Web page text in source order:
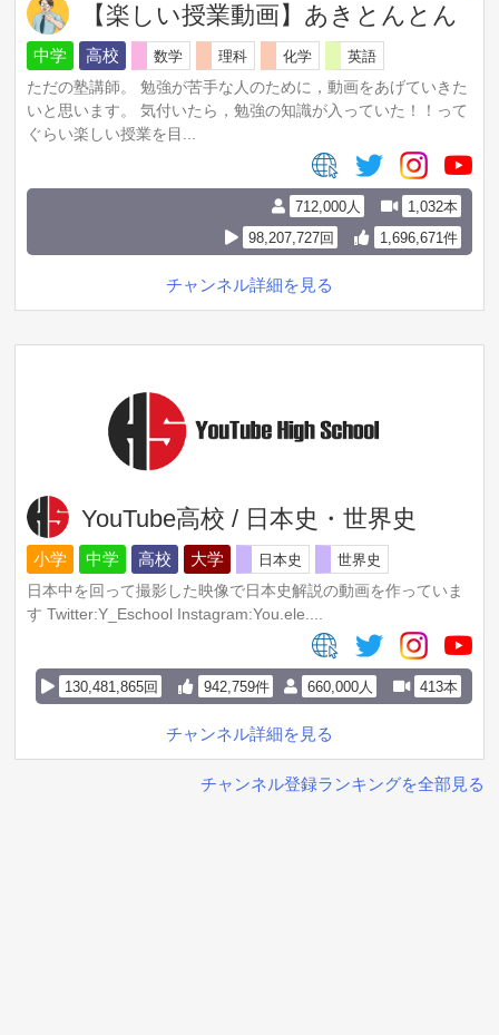
【楽しい授業動画】あきとんとん
中学 高校 数学 理科 化学
英語
ただの塾講師。 勉強が苦手な人のために，動画をあげていきた
いと思います。 気付いたら，勉強の知識が入っていた！！って
ぐらい楽しい授業を目...
712,000人
1,032本
98,207,727回
1,696,671件
チャンネル詳細を見る
YouTube高校 / 日本史・世界史
小学 中学 高校 大学 日本史
世界史
日本中を回って撮影した映像で日本史解説の動画を作っていま
す Twitter:Y_Eschool Instagram:You.ele....
660,000人 413本
130,481,865回 942,759件
チャンネル詳細を見る
チャンネル登録ランキングを全部見る